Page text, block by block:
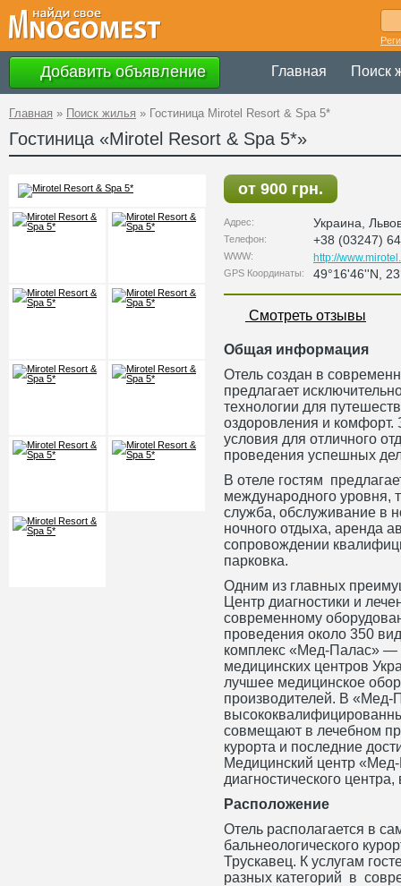
Добавить объявление Главная Поиск
Главная » Поиск жилья » Гостиница Mirotel Resort & Spa 5*
Гостиница «Mirotel Resort & Spa 5*»
от 900 грн.
Адрес: Украина
Телефон: +38 (03247)
WWW: http://
GPS Координаты: 49°16'46''N,
Смотреть отзывы
Общая информация
Отель создан в
предлагает
технологии для
оздоровления и
условия для отличного
проведения успешных
В отеле гостям
международного уровня,
служба, обслуживание в
ночного отдыха, аренда
сопровождении
парковка.
Одним из главных
Центр диагностики и
современному
проведения около 350
комплекс «Мед-Палас» —
медицинских центров
лучшее медицинское
производителей. В «Мед-
совмещают в лечебном
курорта и последние
Медицинский центр «Мед-
диагностического
Расположение
Отель располагается в
бальнеологического
Трускавец. К услугам
разных категорий в